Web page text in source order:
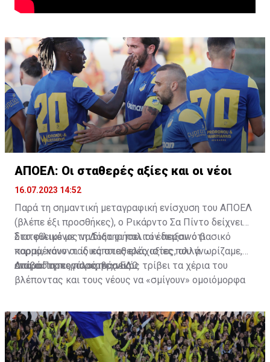
ΑΠΟΕΛ: Οι σταθερές αξίες και οι νέοι
16.07.2023 14:52
Παρά τη σημαντική μεταγραφική ενίσχυση του ΑΠΟΕΛ
(βλέπε έξι προσθήκες), ο Ρικάρντο Σα Πίντο δείχνει
διατεθειμένος να διατηρήσει τον περσινό βασικό
κορμό, κάνοντας κάποιες ελάχιστες, αλλά
απαραίτητες παρεμβάσεις.
Στο φιλικό με τη Δόξα οι παλιοί έδειξαν ότι
παραμένουν οι ίδιες σταθερές αξίες που γνωρίζαμε,
ενώ ο Πορτογάλος τεχνικός τρίβει τα χέρια του
βλέποντας και τους νέους να «σμίγουν» ομοιόμορφα
Διαβάστε περισσότεραΕΔΩ.